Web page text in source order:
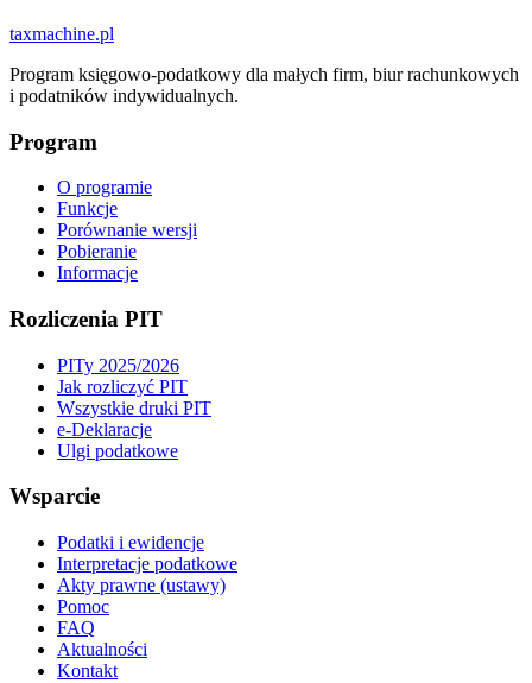
taxmachine.pl
Program księgowo-podatkowy dla małych firm, biur rachunkowych
i podatników indywidualnych.
Program
O programie
Funkcje
Porównanie wersji
Pobieranie
Informacje
Rozliczenia PIT
PITy 2025/2026
Jak rozliczyć PIT
Wszystkie druki PIT
e-Deklaracje
Ulgi podatkowe
Wsparcie
Podatki i ewidencje
Interpretacje podatkowe
Akty prawne (ustawy)
Pomoc
FAQ
Aktualności
Kontakt